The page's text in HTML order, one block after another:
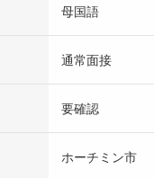
母国語
通常面接
要確認
ホーチミン市